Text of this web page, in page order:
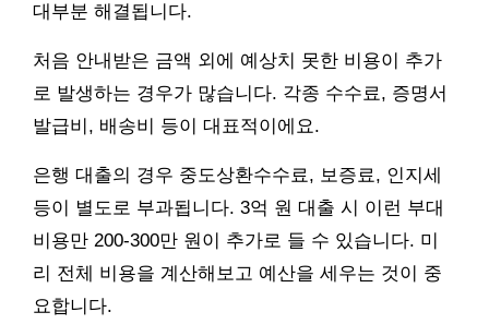
대부분 해결됩니다.
처음 안내받은 금액 외에 예상치 못한 비용이 추가
로 발생하는 경우가 많습니다. 각종 수수료, 증명서
발급비, 배송비 등이 대표적이에요.
은행 대출의 경우 중도상환수수료, 보증료, 인지세
등이 별도로 부과됩니다. 3억 원 대출 시 이런 부대
비용만 200-300만 원이 추가로 들 수 있습니다. 미
리 전체 비용을 계산해보고 예산을 세우는 것이 중
요합니다.